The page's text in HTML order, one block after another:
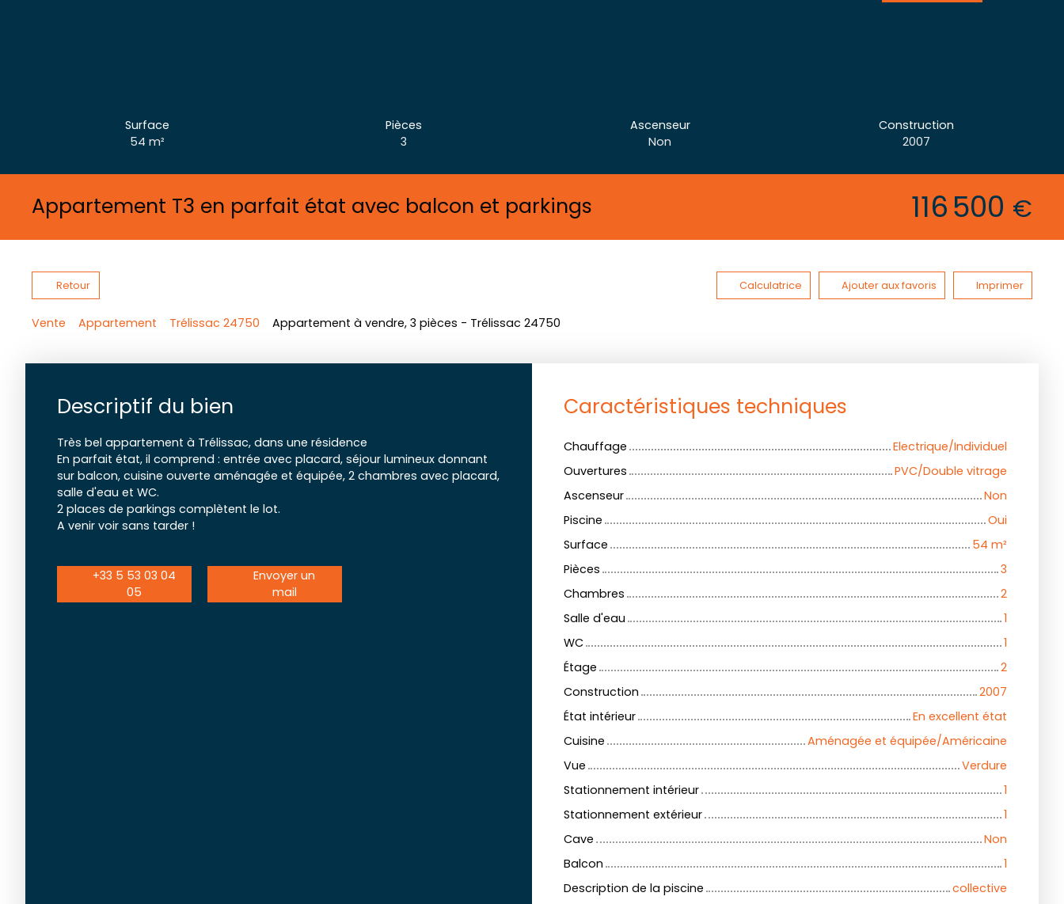
Surface
54m²
Pièces
3
Ascenseur
Non
Construction
2007
Appartement T3 en parfait état avec balcon et parkings 116 500 €
Retour Calculatrice Ajouter aux favoris Imprimer
Vente Appartement Trélissac 24750 Appartement à vendre, 3 pièces - Trélissac 24750
Descriptif du bien
Très bel appartement à Trélissac, dans une résidence
En parfait état, il comprend : entrée avec placard, séjour lumineux donnant
sur balcon, cuisine ouverte aménagée et équipée, 2 chambres avec placard,
salle d'eau et WC.
2 places de parkings complètent le lot.
A venir voir sans tarder !
+33 5 53 03 04
05
Envoyer un
mail
Caractéristiques techniques
Chauffage
Electrique/Individuel
Ouvertures
PVC/Double vitrage
Ascenseur
Non
Piscine
Oui
Surface
54 m²
Pièces
3
Chambres
2
Salle d'eau
1
WC
1
Étage
2
Construction
2007
État intérieur
En excellent état
Cuisine
Aménagée et équipée/Américaine
Vue
Verdure
Stationnement intérieur
1
Stationnement extérieur
1
Cave
Non
Balcon
1
Description de la piscine
collective